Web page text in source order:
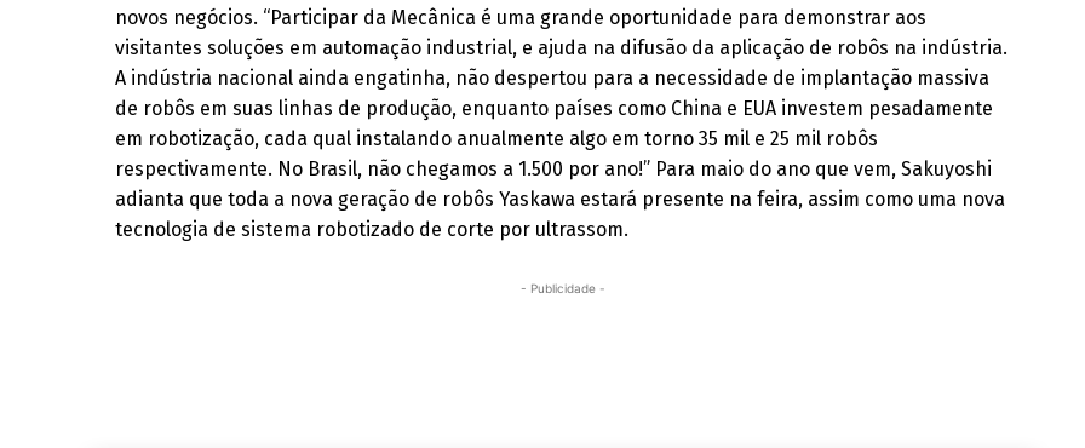
novos negócios. “Participar da Mecânica é uma grande oportunidade para demonstrar aos
visitantes soluções em automação industrial, e ajuda na difusão da aplicação de robôs na indústria.
A indústria nacional ainda engatinha, não despertou para a necessidade de implantação massiva
de robôs em suas linhas de produção, enquanto países como China e EUA investem pesadamente
em robotização, cada qual instalando anualmente algo em torno 35 mil e 25 mil robôs
respectivamente. No Brasil, não chegamos a 1.500 por ano!” Para maio do ano que vem, Sakuyoshi
adianta que toda a nova geração de robôs Yaskawa estará presente na feira, assim como uma nova
tecnologia de sistema robotizado de corte por ultrassom.
- Publicidade -